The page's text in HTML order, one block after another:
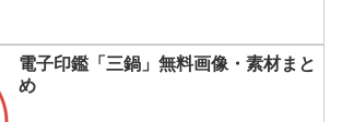
電子印鑑「三鍋」無料画像・素材まと
め